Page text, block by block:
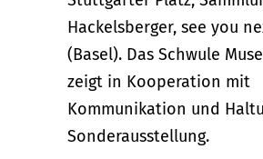
Hackelsberger, see you
(Basel). Das Schwule
zeigt in Kooperation mit
Kommunikation und
Sonderausstellung.